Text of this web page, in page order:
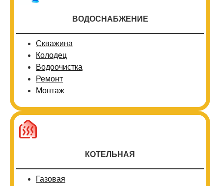
ВОДОСНАБЖЕНИЕ
Скважина
Колодец
Водоочистка
Ремонт
Монтаж
КОТЕЛЬНАЯ
Газовая